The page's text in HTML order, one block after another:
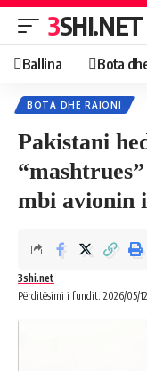
3SHI.NET
Ballina Bota
BOTA DHE RAJONI
Pakistani
mbi avionin
Përditësimi i fundit: 2026/05/
3shi.net